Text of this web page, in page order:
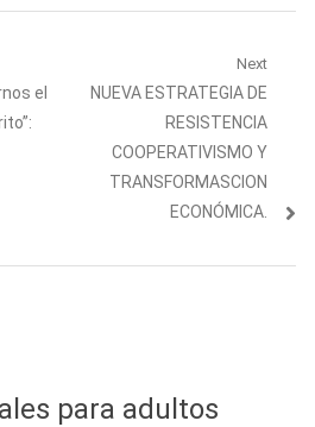
el
Next
Next
NUEVA ESTRATEGIA DE
RESISTENCIA
COOPERATIVISMO Y
TRANSFORMASCION
ECONÓMICA.
para adultos